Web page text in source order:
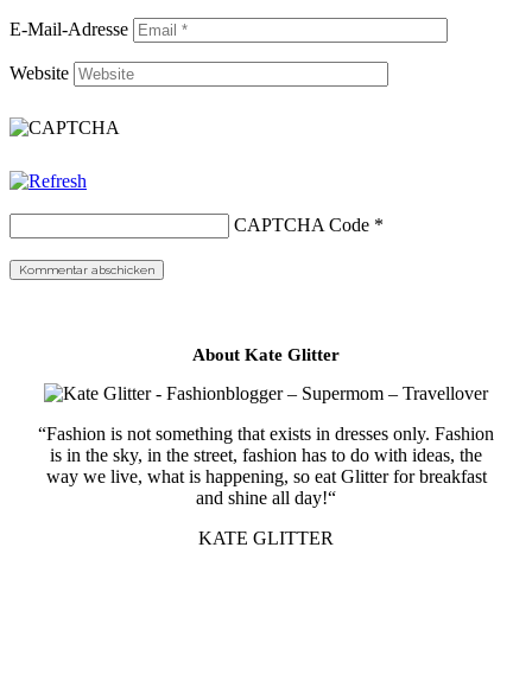
E-Mail-Adresse
Website
CAPTCHA Code *
About Kate Glitter
“Fashion is not something that exists in dresses only. Fashion
is in the sky, in the street, fashion has to do with ideas, the
way we live, what is happening, so eat Glitter for breakfast
and shine all day!“
KATE GLITTER